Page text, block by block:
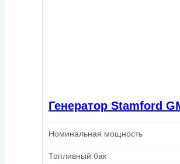
Генератор Stamford
Номинальная мощность
Топливный бак